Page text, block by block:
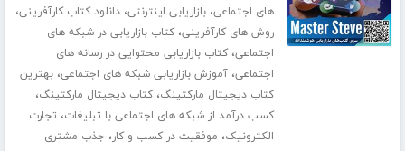
های اجتماعی،بازاریابی اینترنتی،دانلود کتاب کارآفرینی،
روش های کارآفرینی،کتاب بازاریابی در شبکه های
اجتماعی،کتاب بازاریابی محتوایی در رسانه های
اجتماعی،آموزش بازاریابی شبکه های اجتماعی،بهترین
کتاب دیجیتال مارکتینگ،کتاب دیجیتال مارکتینگ،
کسب درآمد از شبکه های اجتماعی با تبلیغات، تجارت
الکترونیک، موفقیت در کسب و کار، جذب مشتری